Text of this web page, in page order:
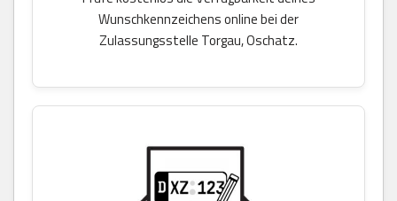
Wunschkennzeichens online bei der
Zulassungsstelle Torgau, Oschatz.